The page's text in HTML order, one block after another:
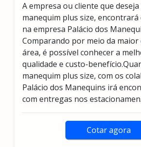
A empresa ou cliente que
manequim plus size, encontrará
na empresa Palácio dos
Comparando por meio da maior
área, é possível conhecer a
qualidade e custo-
manequim plus size, com os
Palácio dos Manequins irá
com entregas nos
Cotar agora